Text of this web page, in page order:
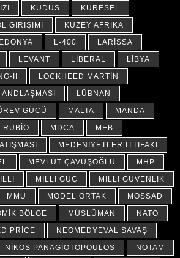
KUDÜS
KÜRESEL
GIRIŞIMI
KUZEY AFRIKA
L-400
LARISSA
LEVANT LIBERAL
LIBYA
II
LOCKHEED MARTIN
ANDLAŞMASI
LÜBNAN
GÜCÜ
MALTA
MANDA
RUBIO
MDCA
MEB
MEDENIYETLER İTTIFAKI
MEVLÜT ÇAVUŞOĞLU
MHP
MILLI GÜÇ
MILLI GÜVENLIK
MMU MODEL ORTAK
MOSSAD
BÖLGE
MÜSLÜMAN
NATO
PRICE
NEOMEDYEVAL SAVAŞ
NIKOS PANAGIOTOPOULOS
NOTAM